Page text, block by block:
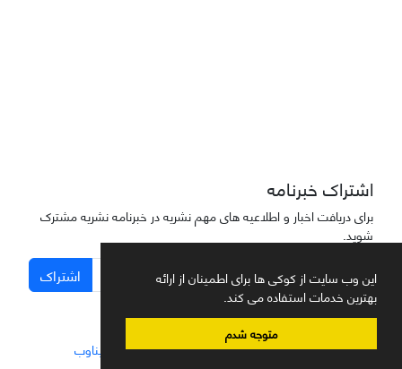
این وب سایت از کوکی ها برای اطمینان از ارائه
بهترین خدمات استفاده می کند.
متوجه شدم
اشتراک خبرنامه
برای دریافت اخبار و اطلاعیه های مهم نشریه در خبرنامه نشریه مشترک
شوید.
اشتراک
سامانه مدیریت نشریات علمی.طراحی و پیاده سازی از سیناوب